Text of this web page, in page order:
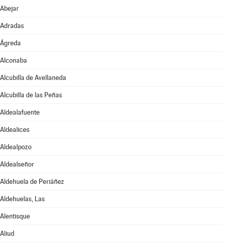
Abejar
Adradas
Ágreda
Alconaba
Alcubilla de Avellaneda
Alcubilla de las Peñas
Aldealafuente
Aldealices
Aldealpozo
Aldealseñor
Aldehuela de Periáñez
Aldehuelas, Las
Alentisque
Aliud